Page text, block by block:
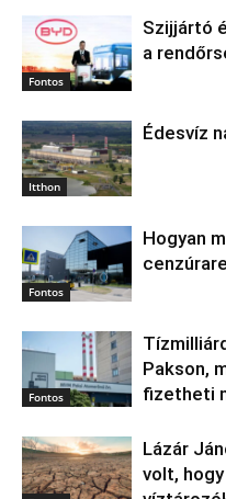
Fontos
Szijjártó
a
Itthon
Édesvíz
Fontos
Hogyan
Fontos
Pakson,
fizetheti
Lázár
volt,